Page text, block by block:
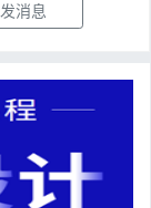
发消息